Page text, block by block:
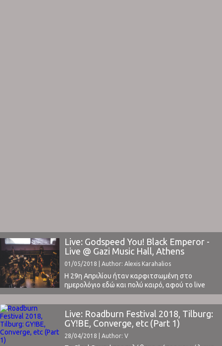
Live: Godspeed You! Black Emperor -
Live @ Gazi Music Hall, Athens
01/05/2018 | Author: Alexis Karahalios
Η 29η Απριλίου ήταν καρφιτσωμένη στο
ημερολόγιο εδώ και πολύ καιρό, αφού το live
των αγαπημένων Godspeed You! Black Emperor
βρισκόταν στην κορυφή των προτεραιοτήτων
μου για το φετινό συναυλιακό καλεντάρι. Η
ανυπομονησία για το γεγονός μεγάλη, οι
συζητήσεις για τη μεγάλη και πολυαναμενόμενη
εμφάνιση του συγκροτήματος όλο και πιο
Live: Roadburn Festival 2018, Tilburg:
GY!BE, Converge, etc (Part 1)
28/04/2018 | Author: V